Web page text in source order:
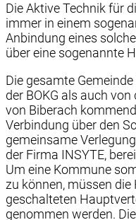
Die Aktive Technik für
immer in einem
Anbindung eines
über eine sogenannte
Die gesamte
der BOKG als auch
von Biberach
Verbindung über den
gemeinsame
der Firma INSYTE,
Um eine Kommune
zu können, müssen
geschalteten
genommen werden.